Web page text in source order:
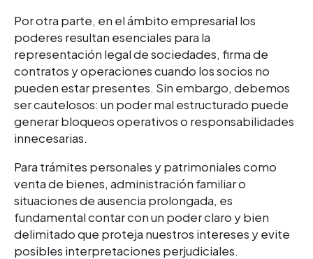
Por otra parte, en el ámbito empresarial los
poderes resultan esenciales para la
representación legal de sociedades, firma de
contratos y operaciones cuando los socios no
pueden estar presentes. Sin embargo, debemos
ser cautelosos: un poder mal estructurado puede
generar bloqueos operativos o responsabilidades
innecesarias.
Para trámites personales y patrimoniales como
venta de bienes, administración familiar o
situaciones de ausencia prolongada, es
fundamental contar con un poder claro y bien
delimitado que proteja nuestros intereses y evite
posibles interpretaciones perjudiciales.